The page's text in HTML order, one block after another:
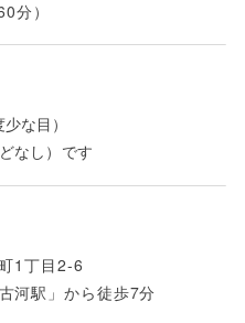
）
な目）
なし）です
1丁目2-6
河駅」から徒歩7分